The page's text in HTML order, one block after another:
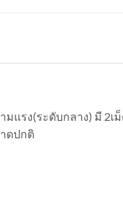
มแรง(ระดับกลาง) มี
ดปกติ